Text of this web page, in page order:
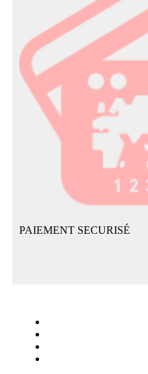
PAIEMENT SECURISÉ